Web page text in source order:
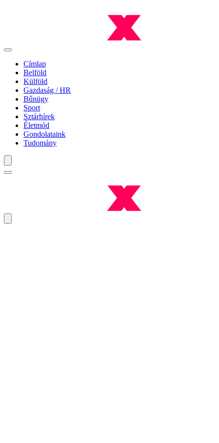
Címlap
Belföld
Külföld
Gazdaság / HR
Bűnügy
Sport
Sztárhírek
Életmód
Gondolataink
Tudomány